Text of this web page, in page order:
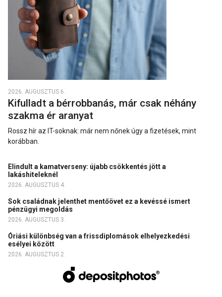
2026. AUGUSZTUS 6.
Kifulladt a bérrobbanás, már csak néhány
szakma ér aranyat
Rossz hír az IT-soknak: már nem nőnek úgy a fizetések, mint
korábban.
Elindult a kamatverseny: újabb csökkentés jött a
lakáshiteleknél
2026. AUGUSZTUS 4.
Sok családnak jelenthet mentőövet ez a kevéssé ismert
pénzügyi megoldás
2026. AUGUSZTUS 3.
Óriási különbség van a frissdiplomások elhelyezkedési
esélyei között
2026. AUGUSZTUS 2.